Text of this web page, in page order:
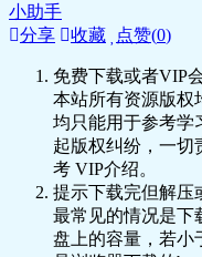
_ev.mp4
人运营框架
🎥 10_学习
人运营框架
🎥 11_1搜索
🎥 11_1搜索
🎥 12_2搜索
🎥 12_2搜索
🎥 13_3搜
小助手
分享
收藏 点赞(0)
免费下载或者VIP
本站所有资源版权
均只能用于参考学
起版权纠纷，一切
考 VIP介绍。
提示下载完但解压
最常见的情况是下
盘上的容量，若小